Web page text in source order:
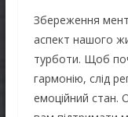
Збереження
аспект нашого
турботи. Щоб
гармонію, слід
емоційний стан.